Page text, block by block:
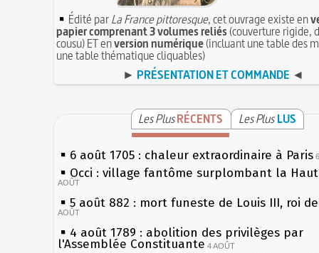
Édité parLa France pittoresque, cet ouvrage existe en
papier comprenant 3 volumes reliés(couverture rigide,
cousu) ET enversion numérique(incluant une table des
une table thématique cliquables)
► PRÉSENTATION ET COMMANDE ◄
Les PlusRÉCENTS Les Plus LUS
6 août 1705 : chaleur extraordinaire à Paris
Occi : village fantôme surplombant la
AOÛT
5 août 882 : mort funeste de Louis III, roi
AOÛT
4 août 1789 : abolition des privilèges par
l'Assemblée Constituante 4 AOÛT